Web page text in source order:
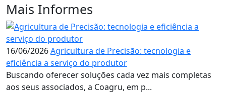
Mais Informes
16/06/2026Agricultura de Precisão: tecnologia e
eficiência a serviço do produtor
Buscando oferecer soluções cada vez mais completas
aos seus associados, a Coagru, em p...